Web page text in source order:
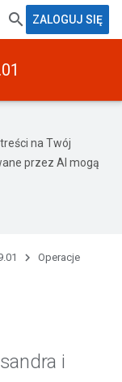
ZALOGUJ SIĘ
na Twój
przez AI mogą
Operacje
i